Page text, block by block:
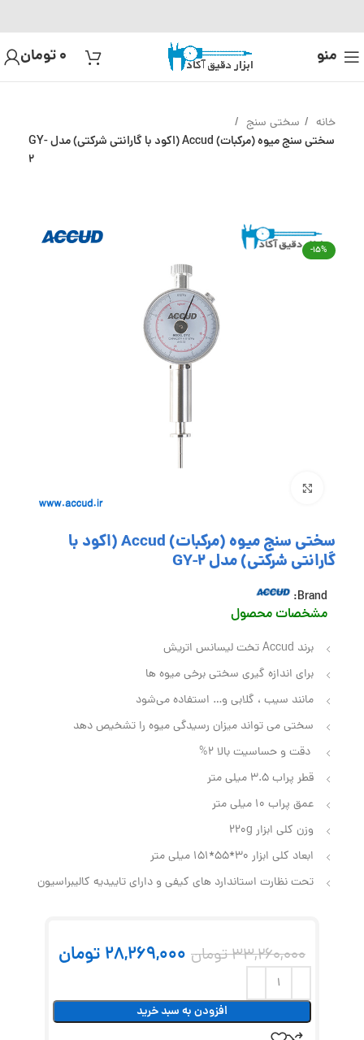
منو 0تومان
خانه سختی سنج
سختی سنج میوه (مرکبات) Accud (اکود با گارانتی شرکتی) مدل GY-
2
-15%
سختی سنج میوه (مرکبات) Accud (اکود با
گارانتی شرکتی) مدل GY-2
Brand:
مشخصات محصول
برند Accud تخت لیسانس اتریش
برای اندازه‌ گیری سختی برخی میوه‌ ها
مانند سیب ، گلابی و… استفاده می‌شود
سختی می‌ تواند میزان رسیدگی میوه را تشخیص دهد
دقت و حساسیت بالا 2%
قطر پراب 3.5 میلی متر
عمق پراب 10 میلی متر
وزن کلی ابزار 220g
ابعاد کلی ابزار 30*55*151 میلی متر
تحت نظارت استاندارد های کیفی و دارای تاییدیه کالیبراسیون
33,260,000تومان 28,269,000 تومان
افزودن به سبد خرید